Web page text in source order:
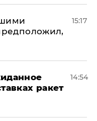
15:17
ракет
14:54